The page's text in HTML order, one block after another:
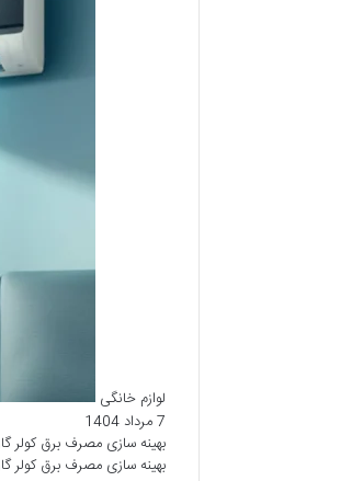
لوازم خانگی
7 مرداد 1404
بهینه سازی مصرف برق
بهینه سازی مصرف برق کولر